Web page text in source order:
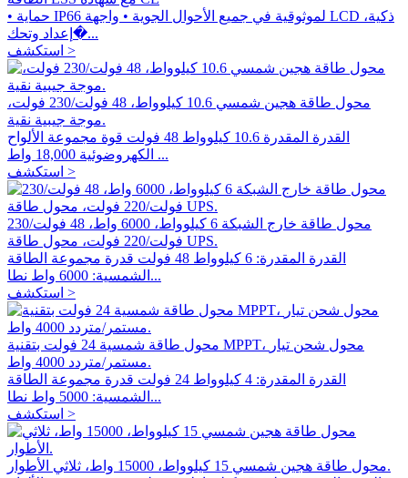
• حماية IP66 لموثوقية في جميع الأحوال الجوية • واجهة LCD ذكية،
إعداد وتحك�...
استكشف >
محول طاقة هجين شمسي 10.6 كيلوواط، 48 فولت/230 فولت،
موجة جيبية نقية.
القدرة المقدرة 10.6 كيلوواط 48 فولت قوة مجموعة الألواح
الكهروضوئية 18,000 واط ...
استكشف >
محول طاقة خارج الشبكة 6 كيلوواط، 6000 واط، 48 فولت/230
فولت/220 فولت، محول طاقة UPS.
القدرة المقدرة: 6 كيلوواط 48 فولت قدرة مجموعة الطاقة
الشمسية: 6000 واط نطا...
استكشف >
محول طاقة شمسية 24 فولت بتقنية MPPT، محول شحن تيار
مستمر/متردد 4000 واط.
القدرة المقدرة: 4 كيلوواط 24 فولت قدرة مجموعة الطاقة
الشمسية: 5000 واط نطا...
استكشف >
محول طاقة هجين شمسي 15 كيلوواط، 15000 واط، ثلاثي الأطوار.